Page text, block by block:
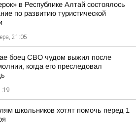
в Республике Алтай состоялось
по развитию туристической
21:05
боец СВО чудом выжил после
когда его преследовал
школьников хотят помочь перед 1